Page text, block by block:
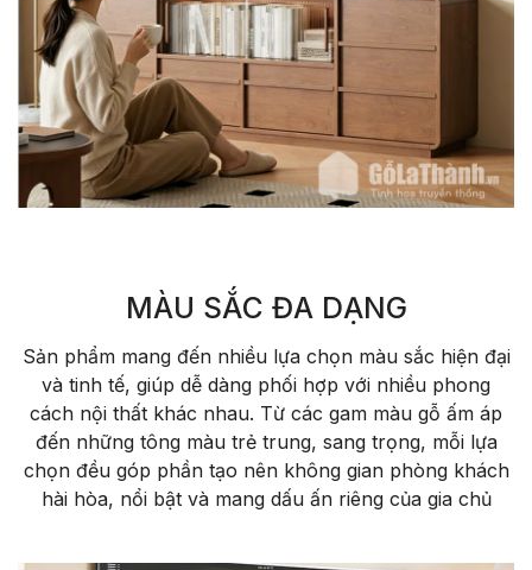
MÀU SẮC ĐA DẠNG
Sản phẩm mang đến nhiều lựa chọn màu sắc hiện đại
và tinh tế, giúp dễ dàng phối hợp với nhiều phong
cách nội thất khác nhau. Từ các gam màu gỗ ấm áp
đến những tông màu trẻ trung, sang trọng, mỗi lựa
chọn đều góp phần tạo nên không gian phòng khách
hài hòa, nổi bật và mang dấu ấn riêng của gia chủ